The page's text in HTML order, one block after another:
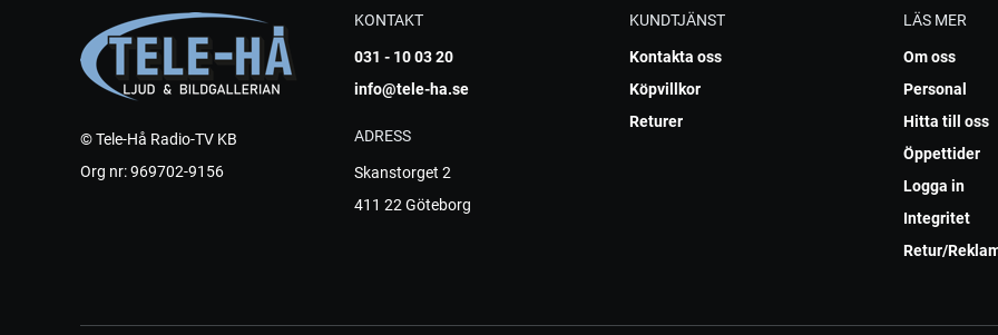
© Tele-Hå Radio-TV KB
Org nr: 969702-9156
KONTAKT
031 - 10 03 20
info@tele-ha.se
ADRESS
Skanstorget 2
411 22 Göteborg
KUNDTJÄNST
Kontakta oss
Köpvillkor
Returer
LÄS MER
Om oss
Personal
Hitta till oss
Öppettider
Logga in
Integritet
Retur/